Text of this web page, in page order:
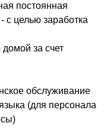
постоянная
с целью заработка
за счет
обслуживание
(для персонала